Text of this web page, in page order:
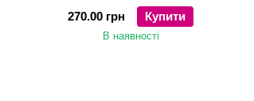
270.00 грн
Купити
В наявності